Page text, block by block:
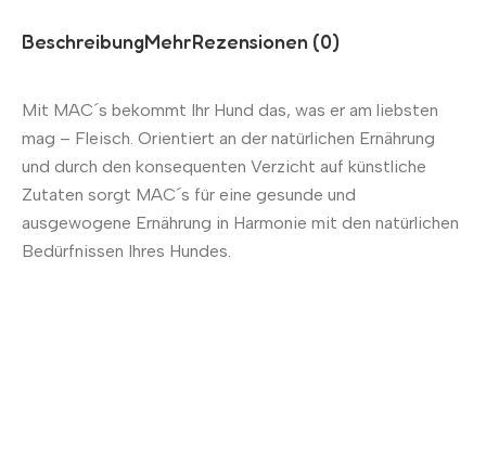
BeschreibungMehrRezensionen (0)
Mit MAC´s bekommt Ihr Hund das, was er am liebsten
mag – Fleisch. Orientiert an der natürlichen Ernährung
und durch den konsequenten Verzicht auf künstliche
Zutaten sorgt MAC´s für eine gesunde und
ausgewogene Ernährung in Harmonie mit den natürlichen
Bedürfnissen Ihres Hundes.